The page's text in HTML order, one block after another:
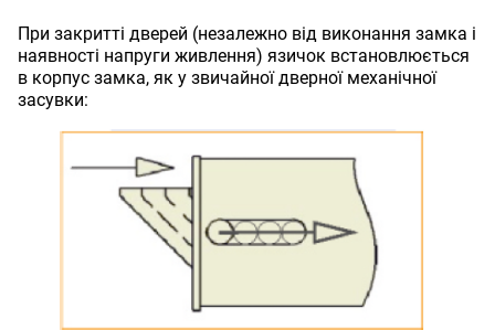
При закритті дверей (незалежно від виконання замка і
наявності напруги живлення) язичок встановлюється
в корпус замка, як у звичайної дверної механічної
засувки: